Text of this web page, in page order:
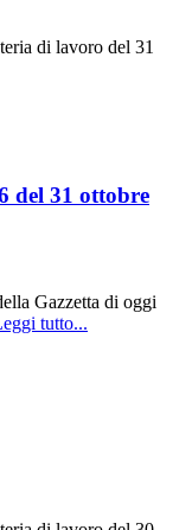
di lavoro del 31
del 31 ottobre
Gazzetta di oggi
tutto...